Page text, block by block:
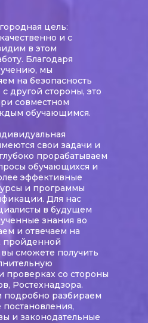
цель:
и с
в этом
Благодаря
мы
на безопасность
другой стороны, это
совместном
обучающимся.
свои задачи и
прорабатываем
обучающихся и
эффективные
и программы
Для нас
в будущем
знания во
и отвечаем на
пройденной
сможете получить
проверках со стороны
Ростехнадзора.
подробно разбираем
и законодательные